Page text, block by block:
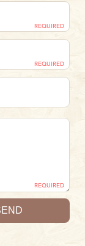
REQUIRED
REQUIRED
REQUIRED